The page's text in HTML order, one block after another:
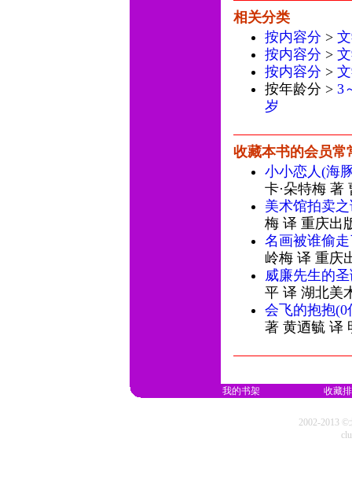
相关分类
按内容分 >
按内容分 >
按内容分 >
按年龄分 > 3
岁
收藏本书的会员常
小小恋人(海
卡·朵特梅 著
美术馆拍卖
梅 译 重庆出
名画被谁偷
岭梅 译 重庆
威廉先生的
平 译 湖北美
会飞的抱抱
著 黄迺毓 译
我的书架 收藏
2002-2013